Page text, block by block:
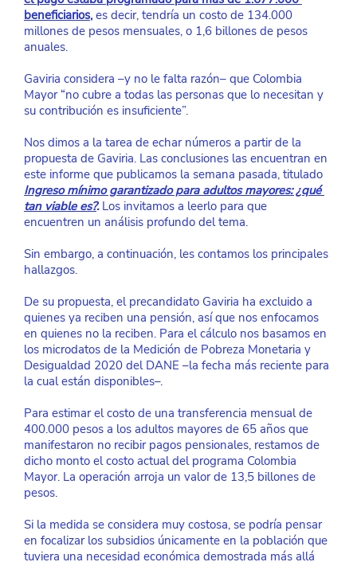
beneficiarios, es decir, tendría un costo de 134.000
millones de pesos mensuales, o 1,6 billones de pesos
anuales.
Gaviria considera –y no le falta razón– que Colombia
Mayor “no cubre a todas las personas que lo necesitan y
su contribución es insuficiente”.
Nos dimos a la tarea de echar números a partir de la
propuesta de Gaviria. Las conclusiones las encuentran en
este informe que publicamos la semana pasada, titulado
Ingreso mínimo garantizado para adultos mayores: ¿qué
tan viable es?. Los invitamos a leerlo para que
encuentren un análisis profundo del tema.
Sin embargo, a continuación, les contamos los principales
hallazgos.
De su propuesta, el precandidato Gaviria ha excluido a
quienes ya reciben una pensión, así que nos enfocamos
en quienes no la reciben. Para el cálculo nos basamos en
los microdatos de la Medición de Pobreza Monetaria y
Desigualdad 2020 del DANE –la fecha más reciente para
la cual están disponibles–.
Para estimar el costo de una transferencia mensual de
400.000 pesos a los adultos mayores de 65 años que
manifestaron no recibir pagos pensionales, restamos de
dicho monto el costo actual del programa Colombia
Mayor. La operación arroja un valor de 13,5 billones de
pesos.
Si la medida se considera muy costosa, se podría pensar
en focalizar los subsidios únicamente en la población que
tuviera una necesidad económica demostrada más allá